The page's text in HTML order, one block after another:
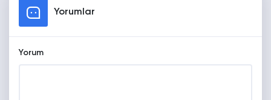
Yorumlar
Yorum